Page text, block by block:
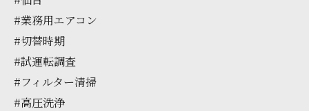
#業務用エアコン
#切替時期
#試運転調査
#フィルター清掃
#高圧洗浄